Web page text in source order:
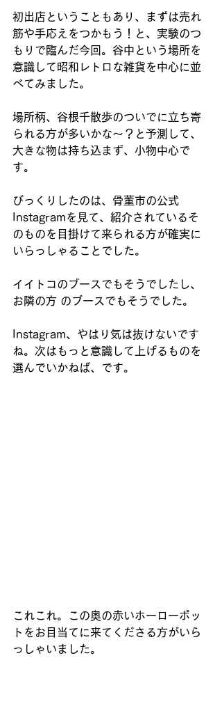
初出店ということもあり、まずは売れ
筋や手応えをつかもう！と、実験のつ
もりで臨んだ今回。谷中という場所を
意識して昭和レトロな雑貨を中心に並
べてみました。
場所柄、谷根千散歩のついでに立ち寄
られる方が多いかな〜？と予測して、
大きな物は持ち込まず、小物中心で
す。
びっくりしたのは、骨董市の公式
Instagramを見て、紹介されているそ
のものを目掛けて来られる方が確実に
いらっしゃることでした。
イイトコのブースでもそうでしたし、
お隣の方 のブースでもそうでした。
Instagram、やはり気は抜けないです
ね。次はもっと意識して上げるものを
選んでいかねば、です。
これこれ。この奥の赤いホーローポッ
トをお目当てに来てくださる方がいら
っしゃいました。